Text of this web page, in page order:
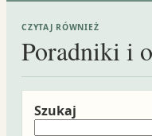
CZYTAJ RÓWNIEŻ
Poradniki i
Szukaj